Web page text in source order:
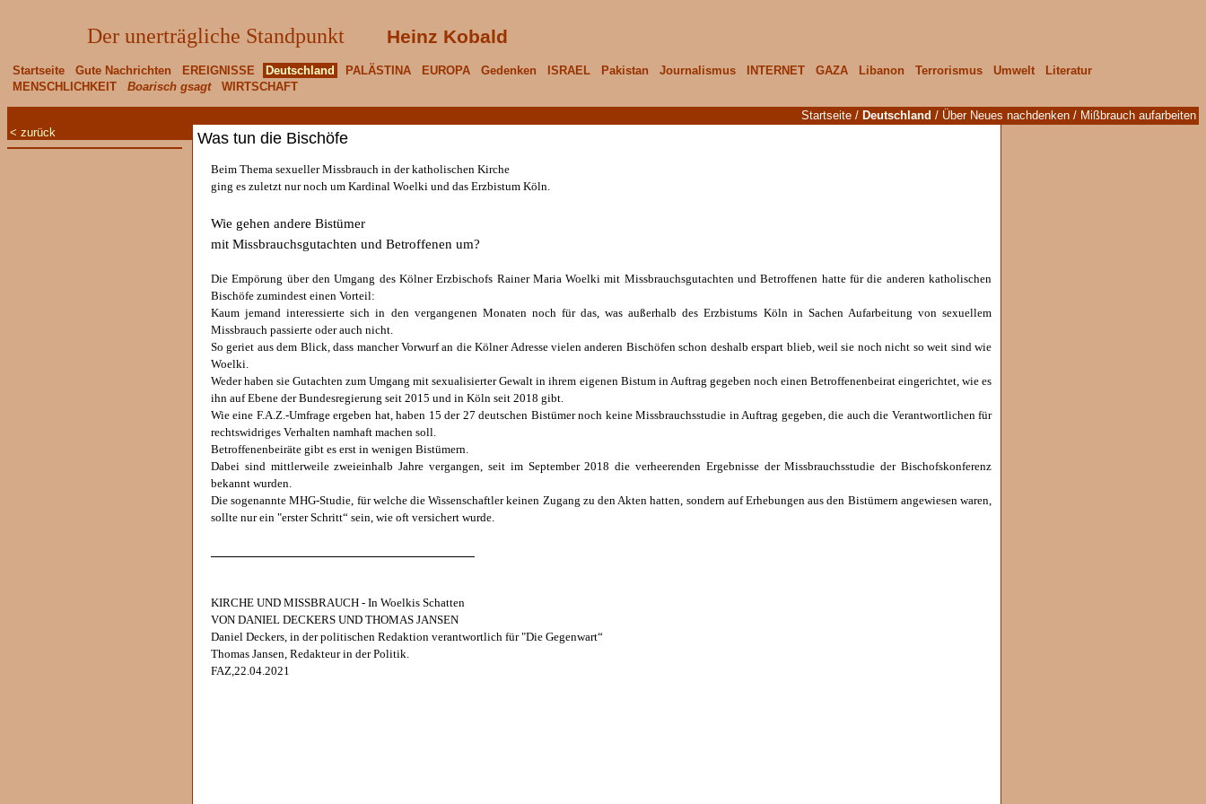
Der unerträgliche Standpunkt Heinz Kobald
Startseite Gute Nachrichten EREIGNISSE Deutschland PALÄSTINA EUROPA Gedenken ISRAEL Pakistan Journalismus INTERNET GAZA Libanon Terrorismus Umwelt
Literatur
MENSCHLICHKEIT
Boarisch gsagt WIRTSCHAFT
Startseite / Deutschland / Über Neues nachdenken / Mißbrauch aufarbeiten
< zurück
Was tun die Bischöfe
Beim Thema sexueller Missbrauch in der katholischen Kirche
ging es zuletzt nur noch um Kardinal Woelki und das Erzbistum Köln.
Wie gehen andere Bistümer
mit Missbrauchsgutachten und Betroffenen um?
Die Empörung über den Umgang des Kölner Erzbischofs Rainer Maria Woelki mit Missbrauchsgutachten und Betroffenen hatte für die anderen katholischen
Bischöfe zumindest einen Vorteil:
Kaum jemand interessierte sich in den vergangenen Monaten noch für das, was außerhalb des Erzbistums Köln in Sachen Aufarbeitung von sexuellem
Missbrauch passierte oder auch nicht.
So geriet aus dem Blick, dass mancher Vorwurf an die Kölner Adresse vielen anderen Bischöfen schon deshalb erspart blieb, weil sie noch nicht so weit sind wie
Woelki.
Weder haben sie Gutachten zum Umgang mit sexualisierter Gewalt in ihrem eigenen Bistum in Auftrag gegeben noch einen Betroffenenbeirat eingerichtet, wie es
ihn auf Ebene der Bundesregierung seit 2015 und in Köln seit 2018 gibt.
Wie eine F.A.Z.-Umfrage ergeben hat, haben 15 der 27 deutschen Bistümer noch keine Missbrauchsstudie in Auftrag gegeben, die auch die Verantwortlichen für
rechtswidriges Verhalten namhaft machen soll.
Betroffenenbeiräte gibt es erst in wenigen Bistümern.
Dabei sind mittlerweile zweieinhalb Jahre vergangen, seit im September 2018 die verheerenden Ergebnisse der Missbrauchsstudie der Bischofskonferenz
bekannt wurden.
Die sogenannte MHG-Studie, für welche die Wissenschaftler keinen Zugang zu den Akten hatten, sondern auf Erhebungen aus den Bistümern angewiesen waren,
sollte nur ein "erster Schritt“ sein, wie oft versichert wurde.
KIRCHE UND MISSBRAUCH - In Woelkis Schatten
VON DANIEL DECKERS UND THOMAS JANSEN
Daniel Deckers, in der politischen Redaktion verantwortlich für "Die Gegenwart“
Thomas Jansen, Redakteur in der Politik.
FAZ,22.04.2021